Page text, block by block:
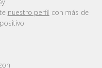
nuestro perfil con más de